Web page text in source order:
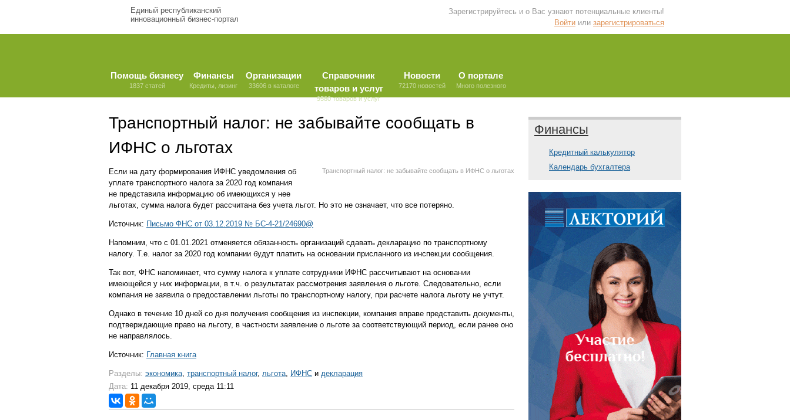
Единый республиканский
инновационный бизнес-портал
Зарегистрируйтесь и о Вас узнают потенциальные клиенты!
Войти или зарегистрироваться
Помощь бизнесу
1837 статей
Финансы
Кредиты, лизинг
Организации
33606 в каталоге
Справочник
товаров и услуг
9580 товаров и услуг
Новости
72170 новостей
О портале
Много полезного
Транспортный налог: не забывайте сообщать в
ИФНС о льготах
Транспортный налог: не забывайте сообщать в ИФНС о льготах
Если на дату формирования ИФНС уведомления об
уплате транспортного налога за 2020 год компания
не представила информацию об имеющихся у нее
льготах, сумма налога будет рассчитана без учета льгот. Но это не означает, что все потеряно.
Источник: Письмо ФНС от 03.12.2019 № БС-4-21/24690@
Напомним, что с 01.01.2021 отменяется обязанность организаций сдавать декларацию по транспортному
налогу. Т.е. налог за 2020 год компании будут платить на основании присланного из инспекции сообщения.
Так вот, ФНС напоминает, что сумму налога к уплате сотрудники ИФНС рассчитывают на основании
имеющейся у них информации, в т.ч. о результатах рассмотрения заявления о льготе. Следовательно, если
компания не заявила о предоставлении льготы по транспортному налогу, при расчете налога льготу не учтут.
Однако в течение 10 дней со дня получения сообщения из инспекции, компания вправе представить документы,
подтверждающие право на льготу, в частности заявление о льготе за соответствующий период, если ранее оно
не направлялось.
Источник: Главная книга
Разделы: экономика, транспортный налог, льгота, ИФНС и декларация
Дата: 11 декабря 2019, среда 11:11
Финансы
Кредитный калькулятор
Календарь бухгалтера